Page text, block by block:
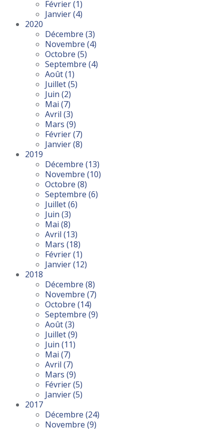
Février(1)
Janvier(4)
2020
Décembre (3)
Novembre (4)
Octobre (5)
Septembre (4)
Août(1)
Juillet(5)
Juin (2)
Mai (7)
Avril (3)
Mars (9)
Février(7)
Janvier(8)
2019
Décembre (13)
Novembre (10)
Octobre (8)
Septembre (6)
Juillet(6)
Juin (3)
Mai (8)
Avril (13)
Mars (18)
Février(1)
Janvier(12)
2018
Décembre (8)
Novembre (7)
Octobre (14)
Septembre (9)
Août(3)
Juillet(9)
Juin (11)
Mai (7)
Avril (7)
Mars (9)
Février(5)
Janvier(5)
2017
Décembre (24)
Novembre (9)